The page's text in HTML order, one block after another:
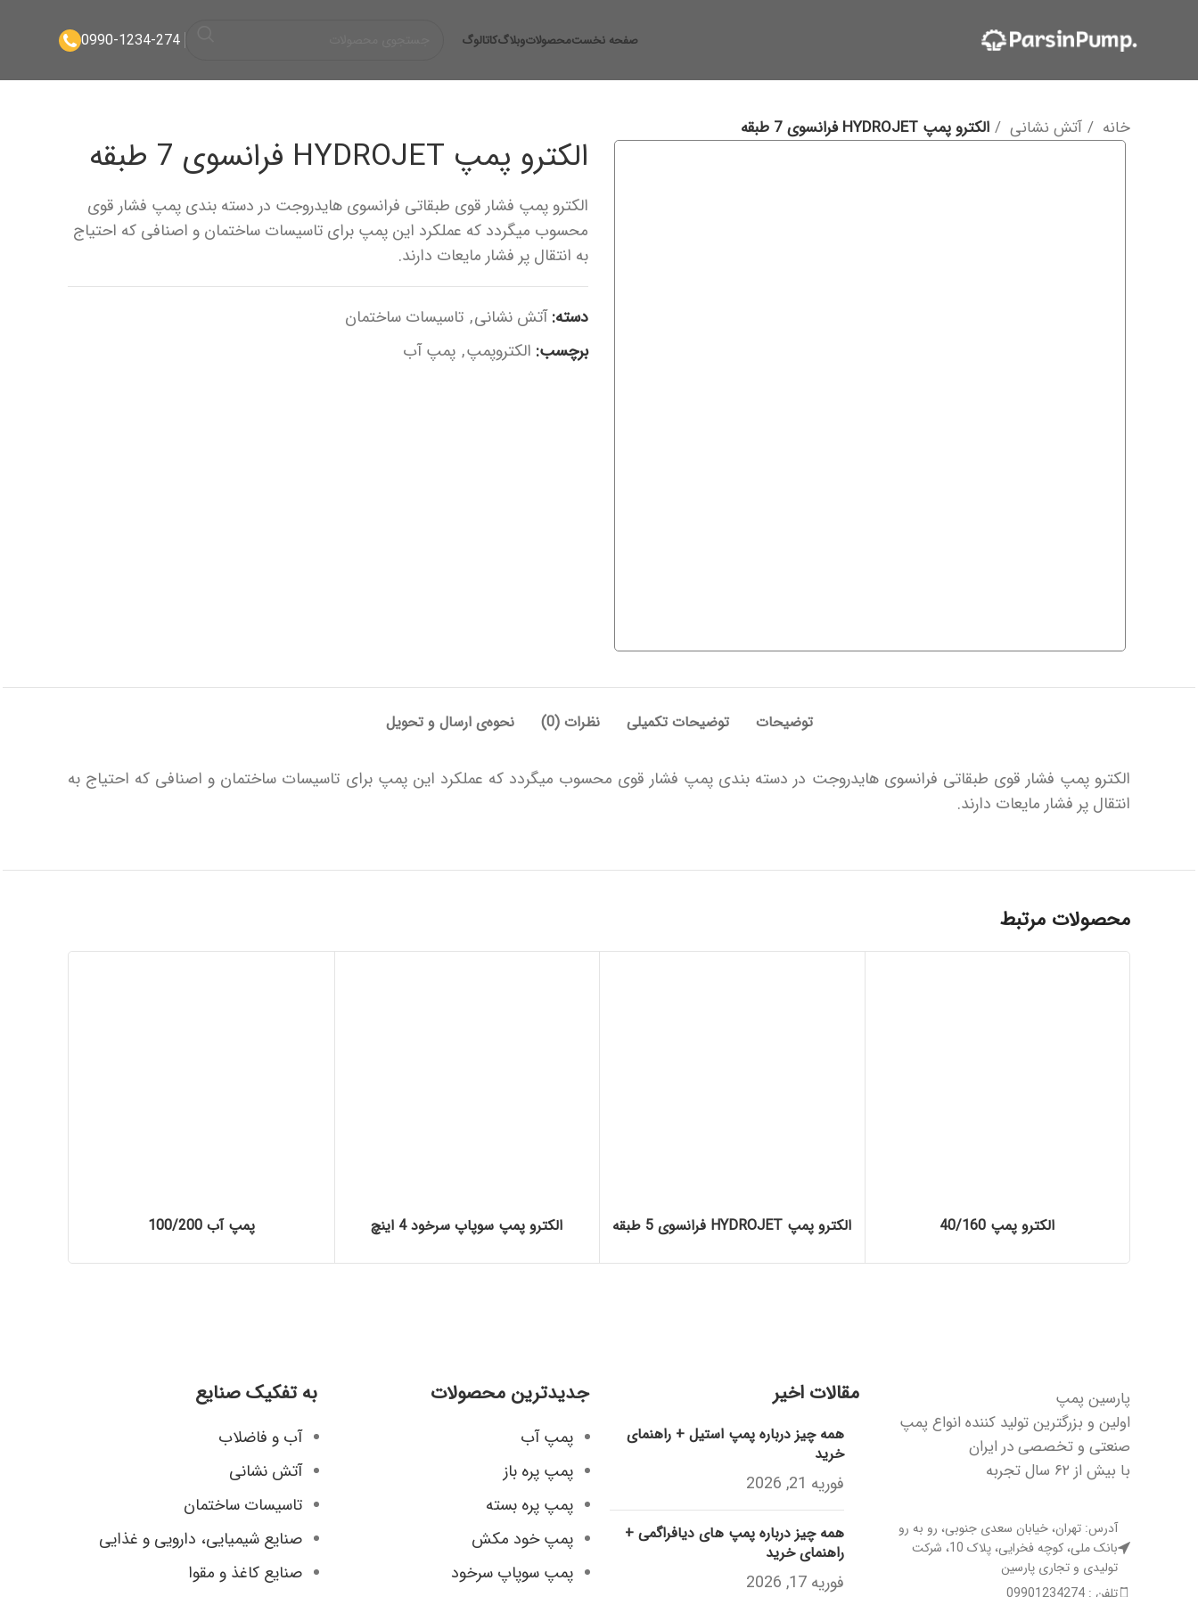
صفحه نخستمحصولاتوبلاگکاتالوگ 0990-1234-274
خانه آتش نشانی الکترو پمپ HYDROJET فرانسوی 7 طبقه
الکترو پمپ HYDROJET فرانسوی 7 طبقه
الکترو پمپ فشار قوی طبقاتی فرانسوی هایدروجت در دسته بندی پمپ فشار قوی
محسوب میگردد که عملکرد این پمپ برای تاسیسات ساختمان و اصنافی که احتیاج
به انتقال پر فشار مایعات دارند.
دسته: آتش نشانی, تاسیسات ساختمان
برچسب: الکتروپمپ, پمپ آب
توضیحات توضیحات تکمیلی نظرات (0) نحوه‌ی ارسال و تحویل
الکترو پمپ فشار قوی طبقاتی فرانسوی هایدروجت در دسته بندی پمپ فشار قوی محسوب میگردد که عملکرد این پمپ برای تاسیسات ساختمان و اصنافی که احتیاج به
انتقال پر فشار مایعات دارند.
محصولات مرتبط
الکترو پمپ 40/160 الکترو پمپ HYDROJET فرانسوی 5 طبقه الکترو پمپ سوپاپ سرخود 4 اینچ پمپ آب 100/200
پارسین پمپ
اولین و بزرگترین تولید کننده انواع پمپ
صنعتی و تخصصی در ایران
با بیش از ۶۲ سال تجربه
آدرس: تهران، خیابان سعدی جنوبی، رو به رو
بانک ملی، کوچه فخرایی، پلاک 10، شرکت
تولیدی و تجاری پارسین
تلفن : 09901234274
مقالات اخیر
همه چیز درباره پمپ استیل + راهنمای
خرید
فوریه 21, 2026
همه چیز درباره پمپ های دیافراگمی +
راهنمای خرید
فوریه 17, 2026
جدیدترین محصولات
پمپ آب
پمپ پره باز
پمپ پره بسته
پمپ خود مکش
پمپ سوپاپ سرخود
به تفکیک صنایع
آب و فاضلاب
آتش نشانی
تاسیسات ساختمان
صنایع شیمیایی، دارویی و غذایی
صنایع کاغذ و مقوا